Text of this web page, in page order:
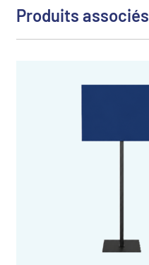
Produits associés